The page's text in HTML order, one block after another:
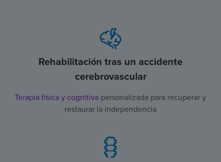
Rehabilitación tras un accidente
cerebrovascular
Terapia física y cognitiva personalizada para recuperar y
restaurar la independencia